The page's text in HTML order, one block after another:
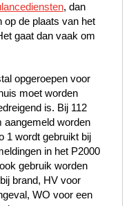
, dan
op de plaats van het
gaat dan vaak om
opgeroepen voor
moet worden
is. Bij 112
aangemeld worden
1 wordt gebruikt bij
in het P2000
gebruik worden
brand, HV voor
WO voor een